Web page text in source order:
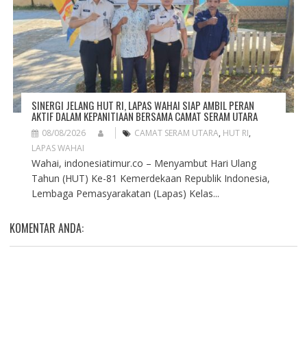
SINERGI JELANG HUT RI, LAPAS WAHAI SIAP AMBIL PERAN
AKTIF DALAM KEPANITIAAN BERSAMA CAMAT SERAM UTARA
08/08/2026 CAMAT SERAM UTARA, HUT RI,
LAPAS WAHAI
Wahai, indonesiatimur.co – Menyambut Hari Ulang
Tahun (HUT) Ke-81 Kemerdekaan Republik Indonesia,
Lembaga Pemasyarakatan (Lapas) Kelas...
KOMENTAR ANDA: